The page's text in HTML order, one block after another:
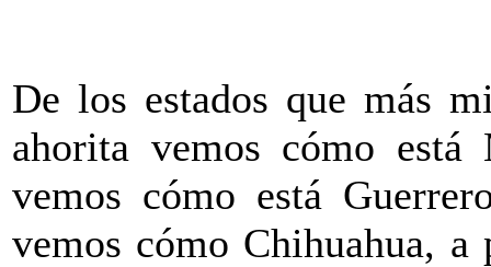
De los estados que más
ahorita vemos cómo está
vemos cómo está
vemos cómo Chihuahua, a